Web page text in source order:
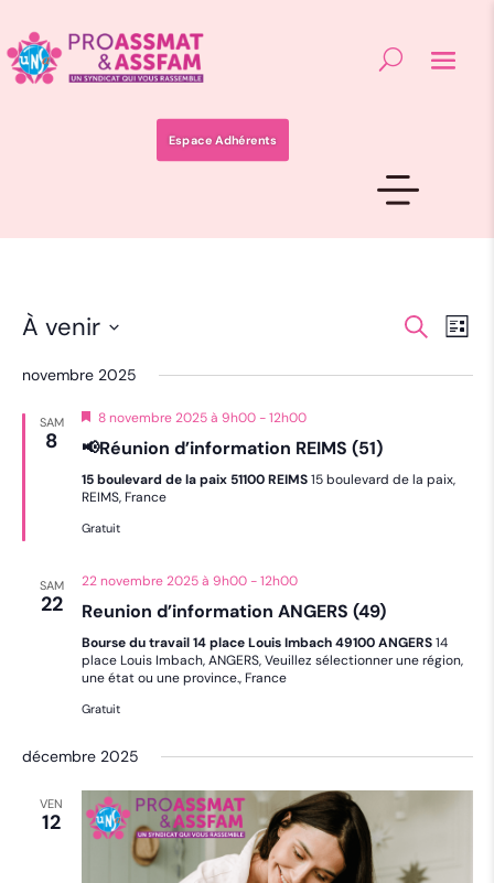
Espace Adhérents
Recherche
de
Liste
À venir
une
date.
novembre 2025
SAM
8
Mis
avant
8 novembre 2025 à 9h00-12h00
📢Réunion d’information REIMS (51)
15 boulevard de la paix 51100 REIMS15 boulevard de la paix,
REIMS, France
Gratuit
SAM
22
22 novembre 2025 à 9h00-12h00
Reunion d’information ANGERS (49)
Bourse du travail 14 place Louis Imbach 49100 ANGERS14
place Louis Imbach, ANGERS, Veuillez sélectionner une région,
une état ou une province., France
Gratuit
décembre 2025
VEN
12